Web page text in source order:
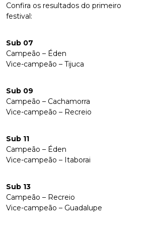
Confira os resultados do primeiro
festival:
Sub 07
Campeão – Éden
Vice-campeão – Tijuca
Sub 09
Campeão – Cachamorra
Vice-campeão – Recreio
Sub 11
Campeão – Éden
Vice-campeão – Itaborai
Sub 13
Campeão – Recreio
Vice-campeão – Guadalupe